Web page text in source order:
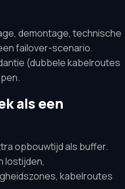
demontage, technische
failover-scenario.
(dubbele kabelroutes
als een
opbouwtijd als buffer.
lostijden,
kabelroutes